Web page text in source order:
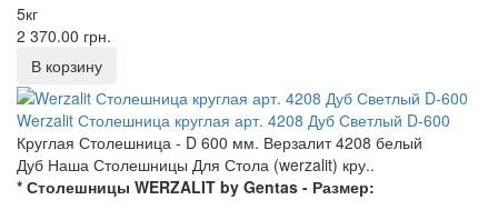
5кг
2 370.00 грн.
Werzalit Столешница круглая арт. 4208 Дуб Светлый D-600
Круглая Столешница - D 600 мм. Верзалит 4208 белый
Дуб Наша Столешницы Для Стола (werzalit) кру..
* Столешницы WERZALIT by Gentas - Размер: